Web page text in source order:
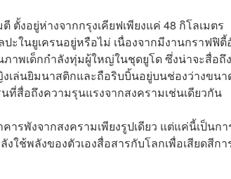
ตั้งอยู่ห่างจากกรุงเคียฟเพียงแค่ 48 กิโลเมตร
ะในยูเครนอยู่หรือไม่ เนื่องจากมีงานกราฟฟิ
าพเด็กกำลังทุ่มผู้ใหญ่ในชุดยูโด ซึ่งน่าจะสื่อถึง
เล่นยิมนาสติกและถือริบบิ้นอยู่บนช่องว่างขนา
ที่สื่อถึงความรุนแรงจากสงครามเช่นเดียวกัน
รพังจากสงครามเพียงรูปเดียว แต่แค่นี้เป็นกา
ใช้พลังของตัวเองสื่อสารกับโลกเพื่อเสียดสีกา